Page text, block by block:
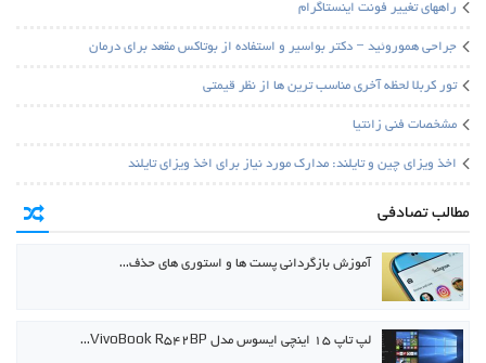
راههای تغییر فونت اینستاگرام
جراحی هموروئید – دکتر بواسیر و استفاده از بوتاکس مقعد برای درمان
تور کربلا لحظه آخری مناسب ترین ها از نظر قیمتی
مشخصات فنی زانتیا
اخذ ویزای چین و تایلند: مدارک مورد نیاز برای اخذ ویزای تایلند
مطالب تصادفی
آموزش بازگردانی پست ها و استوری های حذف…
لپ تاپ ۱۵ اینچی ایسوس مدل VivoBook R542BP…